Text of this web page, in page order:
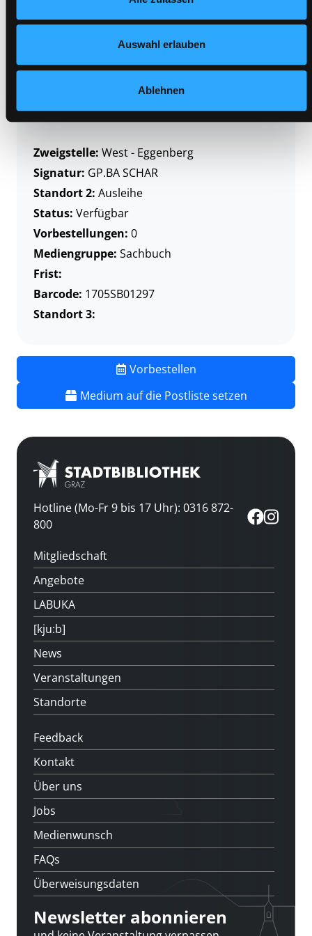
Auswahl erlauben
Ablehnen
0
Mediengruppe:Sachbuch
Barcode:1707SB00267
Zweigstelle: West - Eggenberg
Signatur: GP.BA SCHAR
Standort 2: Ausleihe
Status: Verfügbar
Vorbestellungen: 0
Mediengruppe: Sachbuch
Frist:
Barcode: 1705SB01297
Standort 3:
Vorbestellen
Medium auf die Postliste setzen
Hotline (Mo-Fr 9 bis 17 Uhr): 0316 872-
800
Mitgliedschaft
Angebote
LABUKA
[kju:b]
News
Veranstaltungen
Standorte
Feedback
Kontakt
Über uns
Jobs
Medienwunsch
FAQs
Überweisungsdaten
Newsletter abonnieren